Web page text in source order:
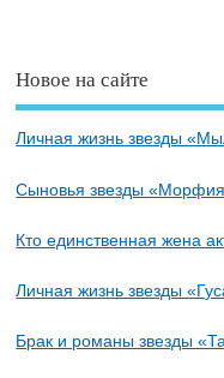
Новое на сайте
Личная жизнь звезды
Сыновья звезды
Кто единственная жена
Личная жизнь звезды
Брак и романы звезды